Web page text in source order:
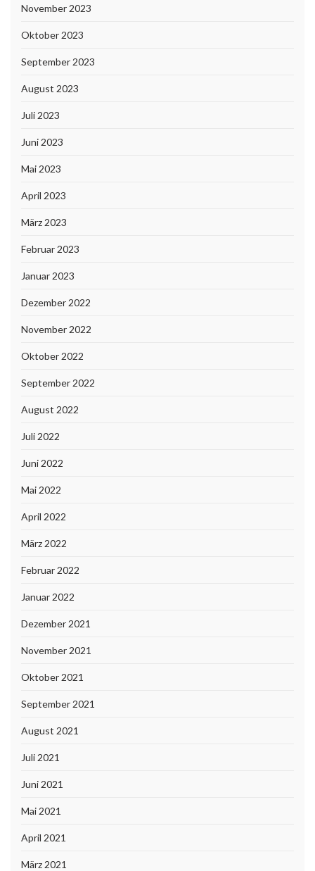
November 2023
Oktober 2023
September 2023
August 2023
Juli 2023
Juni 2023
Mai 2023
April 2023
März 2023
Februar 2023
Januar 2023
Dezember 2022
November 2022
Oktober 2022
September 2022
August 2022
Juli 2022
Juni 2022
Mai 2022
April 2022
März 2022
Februar 2022
Januar 2022
Dezember 2021
November 2021
Oktober 2021
September 2021
August 2021
Juli 2021
Juni 2021
Mai 2021
April 2021
März 2021